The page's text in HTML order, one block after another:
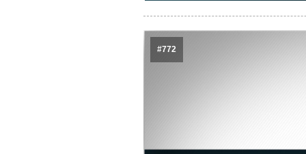
#772